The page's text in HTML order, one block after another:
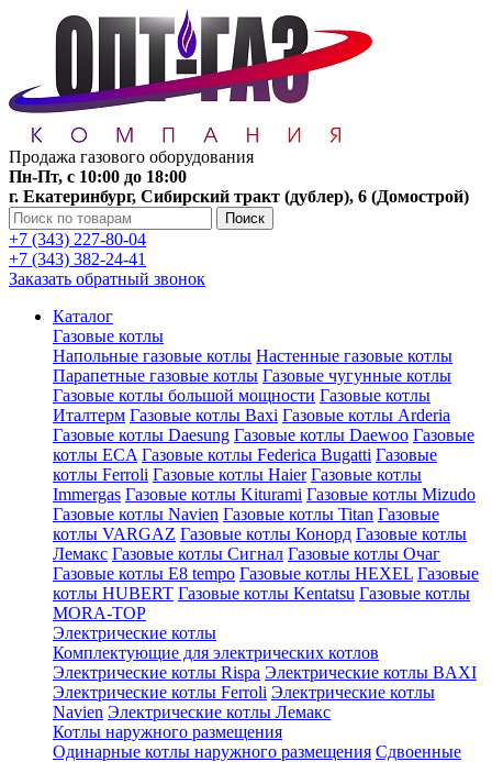
Продажа газового оборудования
Пн-Пт, с 10:00 до 18:00
г. Екатеринбург, Сибирский тракт (дублер), 6 (Домострой)
Поиск
+7 (343) 227-80-04
+7 (343) 382-24-41
Заказать обратный звонок
Каталог
Газовые котлы
Напольные газовые котлы Настенные газовые котлы
Парапетные газовые котлы Газовые чугунные котлы
Газовые котлы большой мощности Газовые котлы
Италтерм Газовые котлы Baxi Газовые котлы Arderia
Газовые котлы Daesung Газовые котлы Daewoo Газовые
котлы ECA Газовые котлы Federica Bugatti Газовые
котлы Ferroli Газовые котлы Haier Газовые котлы
Immergas Газовые котлы Kiturami Газовые котлы Mizudo
Газовые котлы Navien Газовые котлы Titan Газовые
котлы VARGAZ Газовые котлы Конорд Газовые котлы
Лемакс Газовые котлы Сигнал Газовые котлы Очаг
Газовые котлы E8 tempo Газовые котлы HEXEL Газовые
котлы HUBERT Газовые котлы Kentatsu Газовые котлы
MORA-TOP
Электрические котлы
Комплектующие для электрических котлов
Электрические котлы Rispa Электрические котлы BAXI
Электрические котлы Ferroli Электрические котлы
Navien Электрические котлы Лемакс
Котлы наружного размещения
Одинарные котлы наружного размещения Сдвоенные